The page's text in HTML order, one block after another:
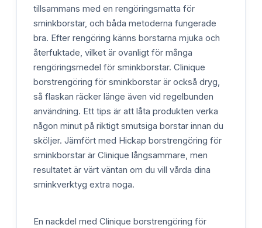
tillsammans med en rengöringsmatta för
sminkborstar, och båda metoderna fungerade
bra. Efter rengöring känns borstarna mjuka och
återfuktade, vilket är ovanligt för många
rengöringsmedel för sminkborstar. Clinique
borstrengöring för sminkborstar är också dryg,
så flaskan räcker länge även vid regelbunden
användning. Ett tips är att låta produkten verka
någon minut på riktigt smutsiga borstar innan du
sköljer. Jämfört med Hickap borstrengöring för
sminkborstar är Clinique långsammare, men
resultatet är värt väntan om du vill vårda dina
sminkverktyg extra noga.
En nackdel med Clinique borstrengöring för